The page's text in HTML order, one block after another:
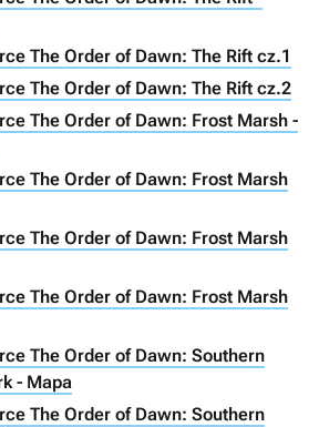
The Order of Dawn: The Rift cz.1
The Order of Dawn: The Rift cz.2
The Order of Dawn: Frost Marsh -
The Order of Dawn: Frost Marsh
The Order of Dawn: Frost Marsh
The Order of Dawn: Frost Marsh
The Order of Dawn: Southern
- Mapa
The Order of Dawn: Southern